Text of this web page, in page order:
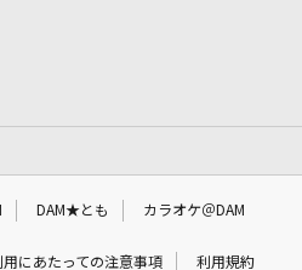
DAM★とも カラオケ＠DAM
にあたっての注意事項
利用規約